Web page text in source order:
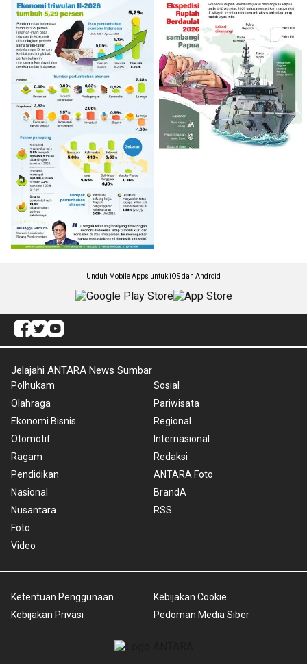
Unduh Mobile Apps untuk iOS dan Android
Jelajahi ANTARA News Sumbar
Polhukam
Olahraga
Ekonomi Bisnis
Otomotif
Ragam
Pendidikan
Nasional
Nusantara
Foto
Video
Sosial
Pariwisata
Regional
Internasional
Redaksi
ANTARA Foto
BrandA
RSS
Ketentuan Penggunaan
Kebijakan Privasi
Kebijakan Cookie
Pedoman Media Siber